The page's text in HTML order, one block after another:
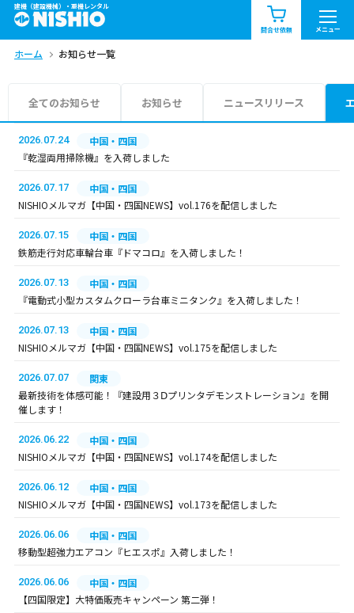
建機（建設機械）・重機レンタル
問合せ依頼 メニュー
商品一覧 お知らせ一覧
問合せ依頼リスト
エリア情報を見る
ホーム お知らせ一覧
全てのお知らせ お知らせ ニュースリリース
2026.07.24
中国・四国
『乾湿両用掃除機』を入荷しました
2026.07.17
中国・四国
NISHIOメルマガ【中国・四国NEWS】vol.176を配信しました
2026.07.15
中国・四国
鉄筋走行対応車輪台車『ドマコロ』を入荷しました！
2026.07.13
中国・四国
『電動式小型カスタムクローラ台車ミニタンク』を入荷しました！
2026.07.13
中国・四国
NISHIOメルマガ【中国・四国NEWS】vol.175を配信しました
2026.07.07
関東
最新技術を体感可能！『建設用３Ⅾプリンタデモンストレーション』を開
催します！
2026.06.22
中国・四国
NISHIOメルマガ【中国・四国NEWS】vol.174を配信しました
2026.06.12
中国・四国
NISHIOメルマガ【中国・四国NEWS】vol.173を配信しました
2026.06.06
中国・四国
移動型超強力エアコン『ヒエスポ』入荷しました！
2026.06.06
中国・四国
【四国限定】大特価販売キャンペーン 第二弾！